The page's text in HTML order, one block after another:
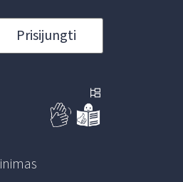
Prisijungti